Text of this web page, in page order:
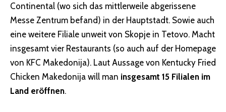
Continental (wo sich das mittlerweile abgerissene
Messe Zentrum befand) in der Hauptstadt. Sowie auch
eine weitere Filiale unweit von Skopje in Tetovo. Macht
insgesamt vier Restaurants (so auch auf der Homepage
von KFC Makedonija). Laut Aussage von Kentucky Fried
Chicken Makedonija will man insgesamt 15 Filialen im
Land eröffnen.